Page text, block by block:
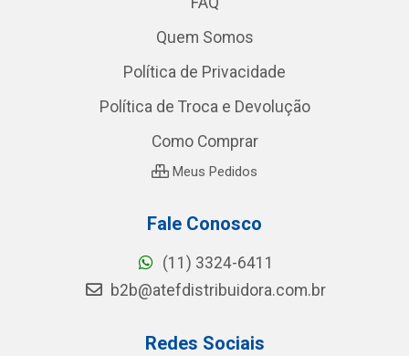
Quem Somos
Política de Privacidade
Política de Troca e Devolução
Como Comprar
Meus Pedidos
Fale Conosco
(11) 3324-6411
b2b@atefdistribuidora.com.br
Redes Sociais